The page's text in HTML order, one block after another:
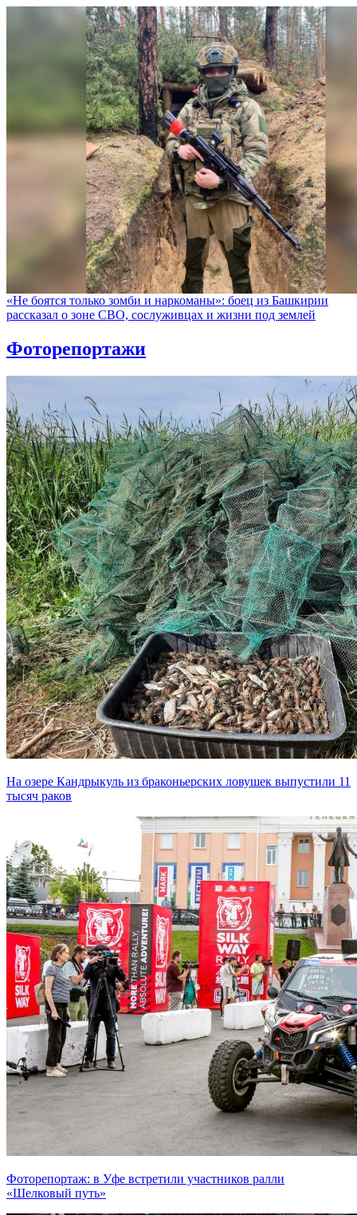
«Не боятся только зомби и наркоманы»: боец из Башкирии
рассказал о зоне СВО, сослуживцах и жизни под землей
Фоторепортажи
На озере Кандрыкуль из браконьерских ловушек выпустили 11
тысяч раков
Фоторепортаж: в Уфе встретили участников ралли
«Шелковый путь»